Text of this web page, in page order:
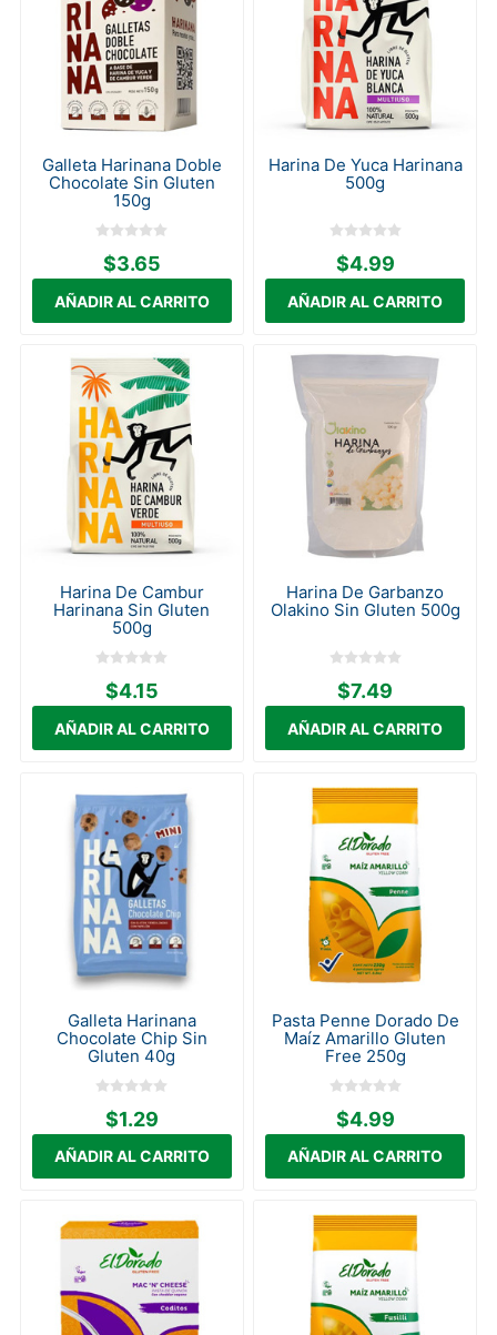
Galleta Harinana Doble
Chocolate Sin Gluten
150g
$3.65
Harina De Yuca Harinana
500g
$4.99
Harina De Cambur
Harinana Sin Gluten
500g
$4.15
Harina De Garbanzo
Olakino Sin Gluten 500g
$7.49
Galleta Harinana
Chocolate Chip Sin
Gluten 40g
$1.29
Pasta Penne Dorado De
Maíz Amarillo Gluten
Free 250g
$4.99